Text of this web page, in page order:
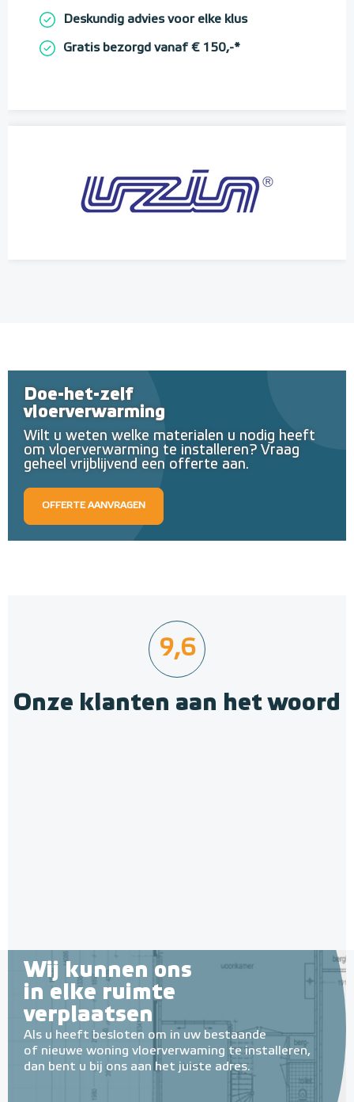
Deskundig advies voor elke klus
Gratis bezorgd vanaf € 150,-*
Doe-het-zelf
vloerverwarming
Wilt u weten welke materialen u nodig heeft
om vloerverwarming te installeren? Vraag
geheel vrijblijvend een offerte aan.
OFFERTE AANVRAGEN
9,6
Onze klanten aan het woord
Wij kunnen ons
in elke ruimte
verplaatsen
Als u heeft besloten om in uw bestaande
of nieuwe woning vloerverwaming te installeren,
dan bent u bij ons aan het juiste adres.